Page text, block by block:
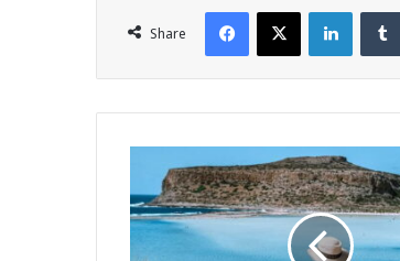
Share
Facebook
X
Ελλάδα
στους
δημοφιλέστερους
προορισμούς